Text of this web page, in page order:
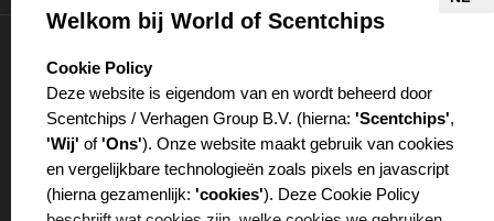
Welkom bij World of Scentchips
select language
Cookie Policy
Deze website is eigendom van en wordt beheerd door
Scentchips / Verhagen Group B.V. (hierna: 'Scentchips',
'Wij' of'Ons'). Onze website maakt gebruik van cookies
en vergelijkbare technologieën zoals pixels en javascript
(hierna gezamenlijk: 'cookies'). Deze Cookie Policy